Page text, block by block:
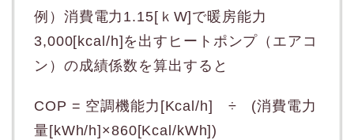
例）消費電力1.15[ｋW]で暖房能力
3,000[kcal/h]を出すヒートポンプ（エアコ
ン）の成績係数を算出すると
COP = 空調機能力[Kcal/h] ÷ (消費電力
量[kWh/h]×860[Kcal/kWh])